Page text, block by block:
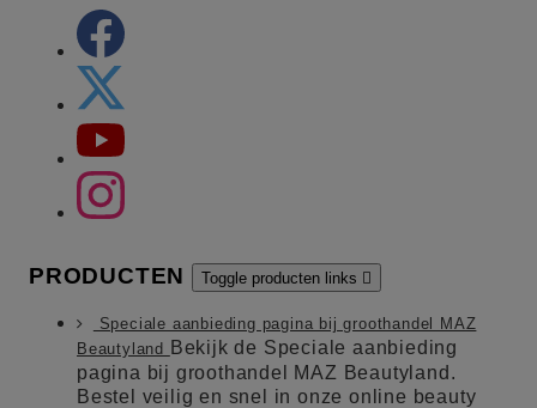
PRODUCTEN Toggle producten links 
Speciale aanbieding pagina bij groothandel MAZ
Beautyland
Bekijk de Speciale aanbieding
pagina bij groothandel MAZ Beautyland.
Bestel veilig en snel in onze online beauty